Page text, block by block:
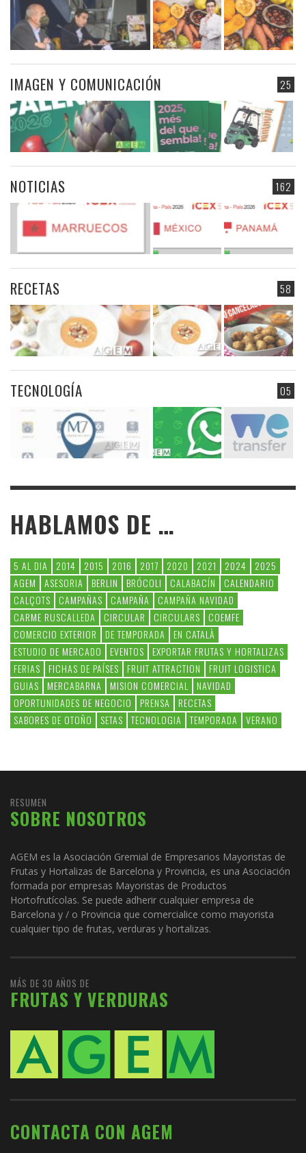
25
IMAGEN Y COMUNICACIÓN
162
NOTICIAS
58
RECETAS
05
TECNOLOGÍA
HABLAMOS DE …
5 AL DIA 2014 2015 2016 2017 2020 2021 2024
2025
AGEM
ASESORIA BERLIN BRÓCOLI CALABACÍN
CALENDARIO
CALÇOTS
CAMPAÑAS CAMPAÑA
CAMPAÑA NAVIDAD
CARME RUSCALLEDA
CIRCULAR CIRCULARS
COEMFE
COMERCIO EXTERIOR
DE TEMPORADA
EN CATALÀ
ESTUDIO DE MERCADO
EVENTOS
EXPORTAR FRUTAS Y HORTALIZAS
FERIAS
FICHAS DE PAÍSES FRUIT ATTRACTION
FRUIT LOGISTICA
GUIAS
MERCABARNA MISION COMERCIAL
NAVIDAD
OPORTUNIDADES DE NEGOCIO
PRENSA
RECETAS
SABORES DE OTOÑO
SETAS TECNOLOGIA TEMPORADA VERANO
RESUMEN
SOBRE NOSOTROS
AGEM es la Asociación Gremial de Empresarios Mayoristas de
Frutas y Hortalizas de Barcelona y Provincia, es una Asociación
formada por empresas Mayoristas de Productos
Hortofrutícolas. Se puede adherir cualquier empresa de
Barcelona y / o Provincia que comercialice como mayorista
cualquier tipo de frutas, verduras y hortalizas.
MÁS DE 30 AÑOS DE
FRUTAS Y VERDURAS
CONTACTA CON AGEM